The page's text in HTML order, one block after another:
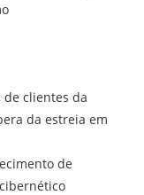
clientes da
da estreia em
de